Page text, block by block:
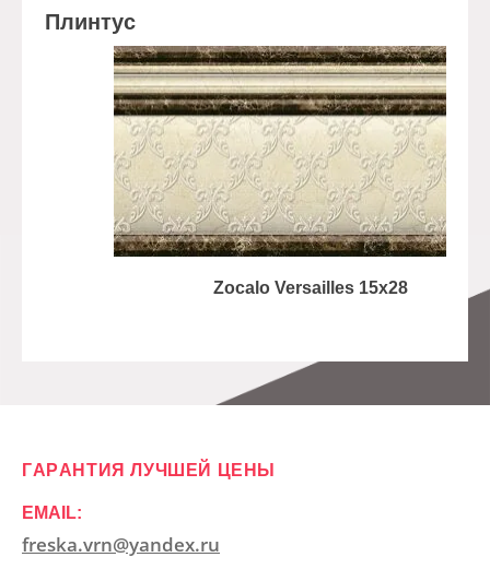
Плинтус
Zocalo Versailles 15x28
ГАРАНТИЯ ЛУЧШЕЙ ЦЕНЫ
EMAIL:
freska.vrn@yandex.ru